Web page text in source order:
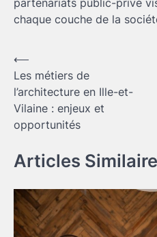
partenariats public-privé
chaque couche de la
Navigation
de
l’article
⟵
Les métiers de
l’architecture en Ille-et-
Vilaine : enjeux et
opportunités
Articles